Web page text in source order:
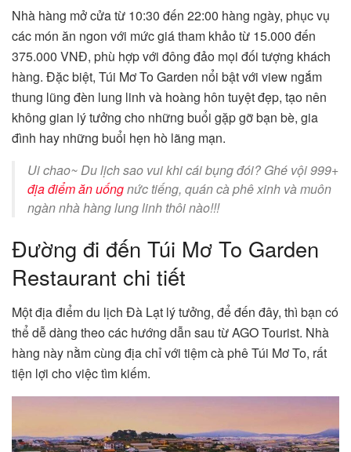
Nhà hàng mở cửa từ 10:30 đến 22:00 hàng ngày, phục vụ
các món ăn ngon với mức giá tham khảo từ 15.000 đến
375.000 VNĐ, phù hợp với đông đảo mọi đối tượng khách
hàng. Đặc biệt, Túi Mơ To Garden nổi bật với view ngắm
thung lũng đèn lung linh và hoàng hôn tuyệt đẹp, tạo nên
không gian lý tưởng cho những buổi gặp gỡ bạn bè, gia
đình hay những buổi hẹn hò lãng mạn.
Ui chao~ Du lịch sao vui khi cái bụng đói? Ghé vội 999+
địa điểm ăn uốngnức tiếng, quán cà phê xinh và muôn
ngàn nhà hàng lung linh thôi nào!!!
Đường đi đến Túi Mơ To Garden
Restaurant chi tiết
Một địa điểm du lịch Đà Lạt lý tưởng, để đến đây, thì bạn có
thể dễ dàng theo các hướng dẫn sau từ AGO Tourist. Nhà
hàng này nằm cùng địa chỉ với tiệm cà phê Túi Mơ To, rất
tiện lợi cho việc tìm kiếm.